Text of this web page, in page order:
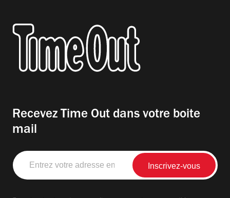
Recevez Time Out dans votre boite
mail
Entrez
votre
adresse